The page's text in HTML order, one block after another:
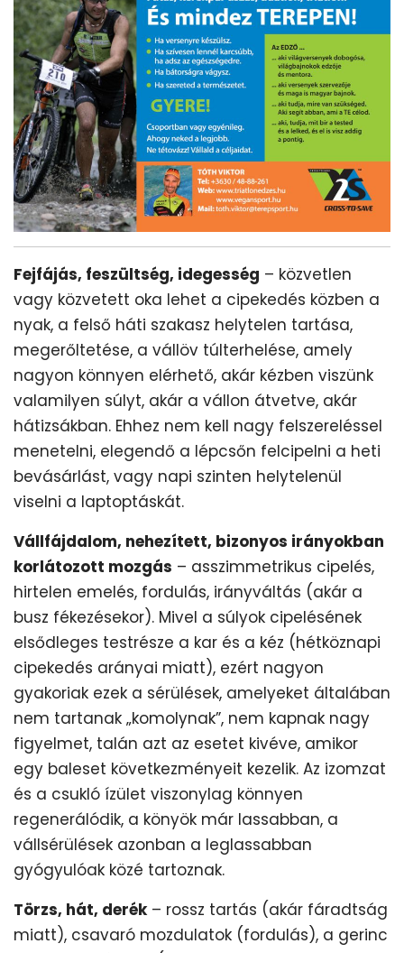
Fejfájás, feszültség, idegesség – közvetlen
vagy közvetett oka lehet a cipekedés közben a
nyak, a felső háti szakasz helytelen tartása,
megerőltetése, a vállöv túlterhelése, amely
nagyon könnyen elérhető, akár kézben viszünk
valamilyen súlyt, akár a vállon átvetve, akár
hátizsákban. Ehhez nem kell nagy felszereléssel
menetelni, elegendő a lépcsőn felcipelni a heti
bevásárlást, vagy napi szinten helytelenül
viselni a laptoptáskát.
Vállfájdalom, nehezített, bizonyos irányokban
korlátozott mozgás – asszimmetrikus cipelés,
hirtelen emelés, fordulás, irányváltás (akár a
busz fékezésekor). Mivel a súlyok cipelésének
elsődleges testrésze a kar és a kéz (hétköznapi
cipekedés arányai miatt), ezért nagyon
gyakoriak ezek a sérülések, amelyeket általában
nem tartanak „komolynak”, nem kapnak nagy
figyelmet, talán azt az esetet kivéve, amikor
egy baleset következményeit kezelik. Az izomzat
és a csukló ízület viszonylag könnyen
regenerálódik, a könyök már lassabban, a
vállsérülések azonban a leglassabban
gyógyulóak közé tartoznak.
Törzs, hát, derék– rossz tartás (akár fáradtság
miatt), csavaró mozdulatok (fordulás), a gerinc